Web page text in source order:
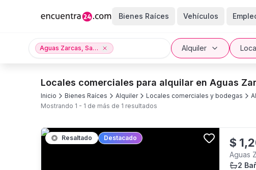
Bienes Raíces Vehículos
Aguas Zarcas, San Carlos, Alajuela provincia Alquiler
Locales comerciales para alquilar en Aguas
Inicio Bienes Raíces Alquiler Locales comerciales y bodegas
Mostrando 1 - 1 de más de 1 resultados
Resaltado Destacado $
Aguas
2